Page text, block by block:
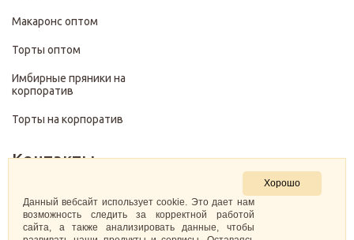
Макаронс оптом
Торты оптом
Имбирные пряники на
корпоратив
Торты на корпоратив
Контакты
+7 (499) 322-28-29
pirojenka.rf@gmail.com
Хорошо
Данный вебсайт использует cookie. Это дает нам
возможность следить за корректной работой
сайта, а также анализировать данные, чтобы